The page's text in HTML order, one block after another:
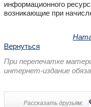
информационного
возникающие при
Вернуться
При перепечатке
интернет-издание
Рассказать друзьям: